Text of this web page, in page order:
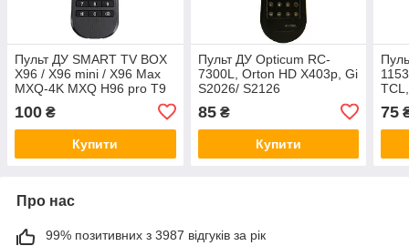
Пульт ДУ SMART TV BOX
X96 / X96 mini / X96 Max
MXQ-4K MXQ H96 pro T9
100 ₴
Купити
Пульт ДУ Opticum RC-
7300L, Orton HD X403p, Gi
S2026/ S2126
85₴
Купити
75
Про нас
99% позитивних з 3987 відгуків за рік